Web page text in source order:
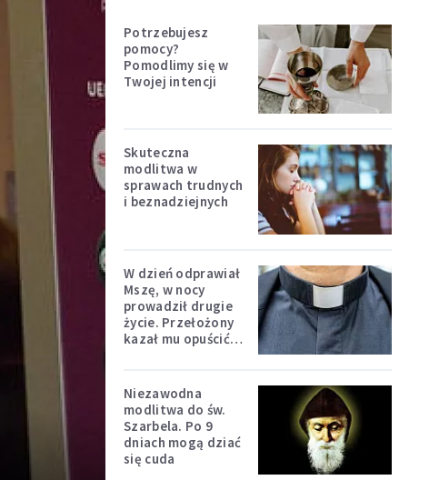
Potrzebujesz
pomocy?
Pomodlimy się w
Twojej intencji
Skuteczna
modlitwa w
sprawach trudnych
i beznadziejnych
W dzień odprawiał
Mszę, w nocy
prowadził drugie
życie. Przełożony
kazał mu opuścić
Niezawodna
modlitwa do św.
Szarbela. Po 9
dniach mogą dziać
się cuda